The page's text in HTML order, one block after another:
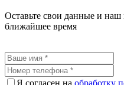
Оставьте свои данные и наш
ближайшее время
Я согласен на обработку